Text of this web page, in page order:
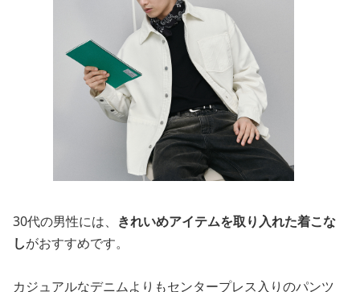
30代の男性には、 きれいめアイテムを取り入れた着こな
しがおすすめです。
カジュアルなデニムよりもセンタープレス入りのパンツ